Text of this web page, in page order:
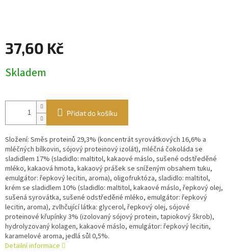
37,60 Kč
cena:
Skladem
Přidat do košíku
Složení: Směs proteinů 29,3% (koncentrát syrovátkových 16,6% a
mléčných bílkovin, sójový proteinový izolát), mléčná čokoláda se
sladidlem 17% (sladidlo: maltitol, kakaové máslo, sušené odstředěné
mléko, kakaová hmota, kakaový prášek se sníženým obsahem tuku,
emulgátor: řepkový lecitin, aroma), oligofruktóza, sladidlo: maltitol,
krém se sladidlem 10% (sladidlo: maltitol, kakaové máslo, řepkový olej,
sušená syrovátka, sušené odstředěné mléko, emulgátor: řepkový
lecitin, aroma), zvlhčující látka: glycerol, řepkový olej, sójové
proteinové křupínky 3% (izolovaný sójový protein, tapiokový škrob),
hydrolyzovaný kolagen, kakaové máslo, emulgátor: řepkový lecitin,
karamelové aroma, jedlá sůl 0,5%.
Detailní informace